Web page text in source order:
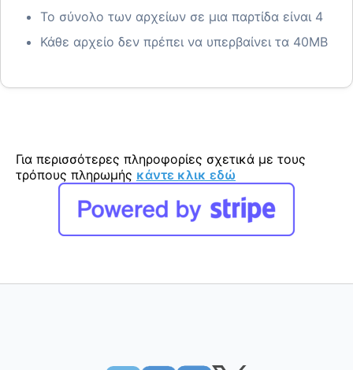
Το σύνολο των αρχείων σε μια παρτίδα είναι 4
Κάθε αρχείο δεν πρέπει να υπερβαίνει τα 40MB
Για περισσότερες πληροφορίες σχετικά με τους
τρόπους πληρωμής κάντε κλικ εδώ